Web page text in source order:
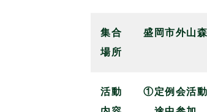
集合
場所
盛岡市外山
活動
①定例会活